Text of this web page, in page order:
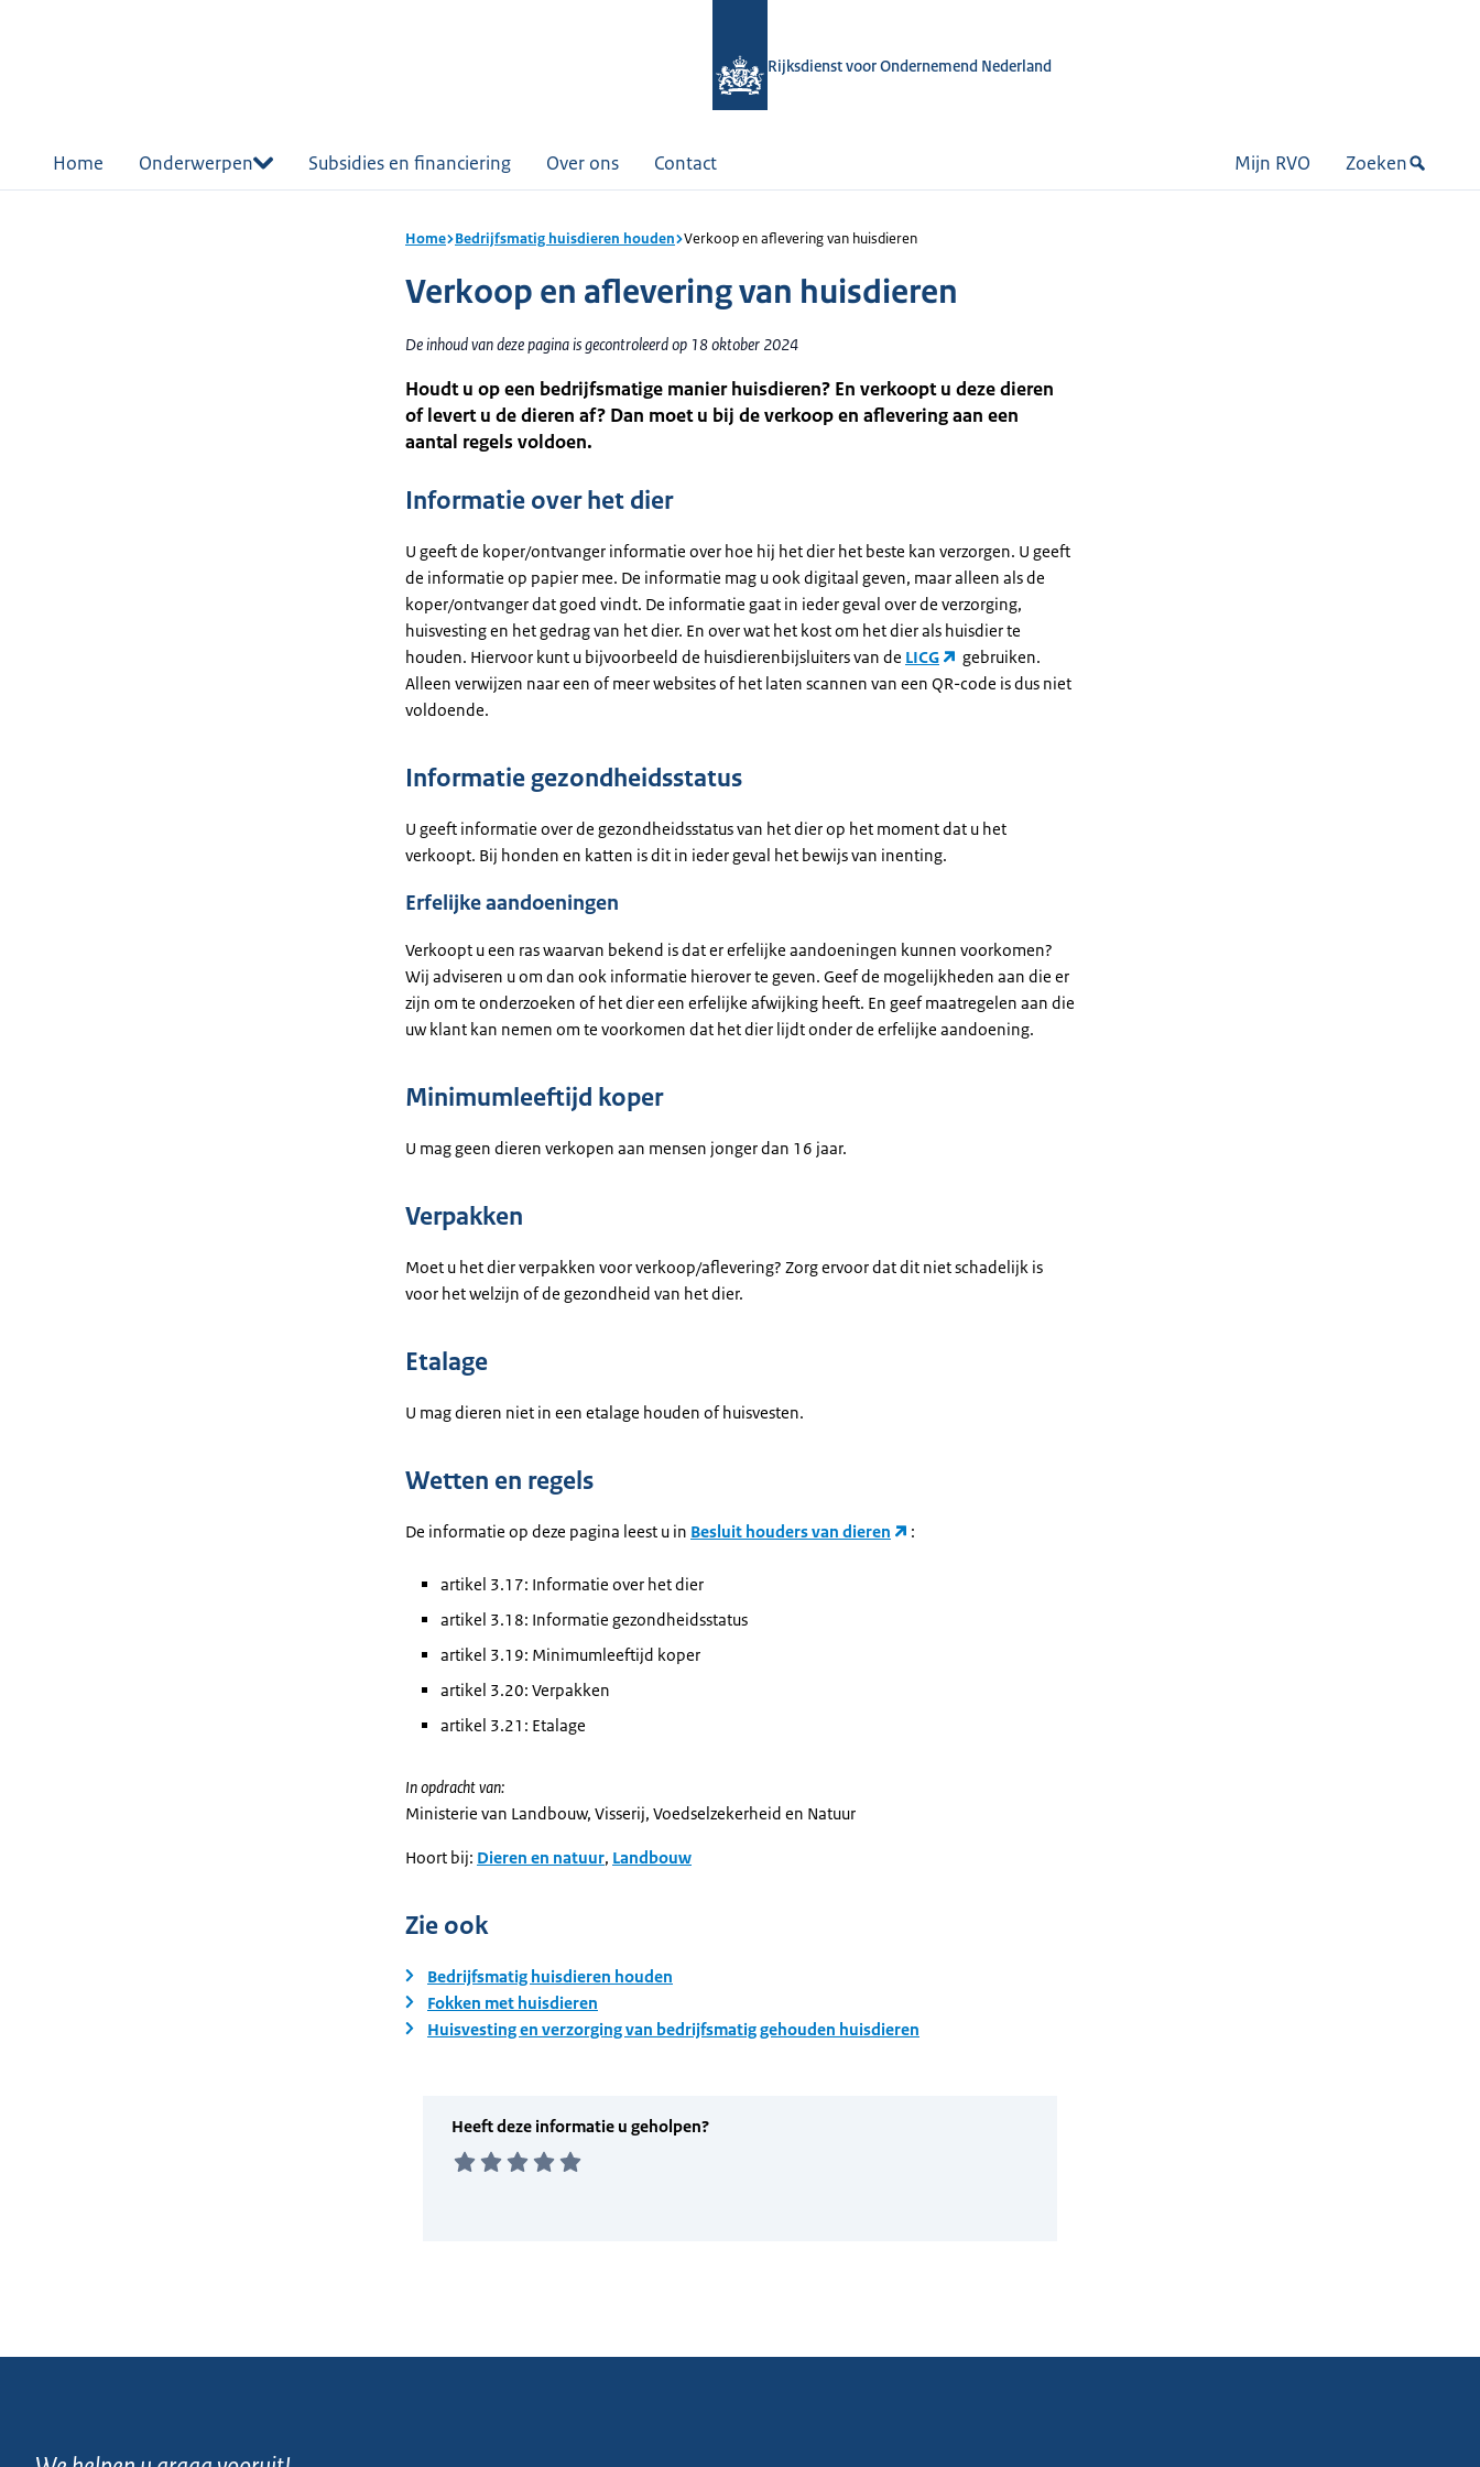
Rijksdienst voor Ondernemend Nederland
Home Onderwerpen Subsidies en financiering Over ons Contact Mijn RVO Zoeken
Home Bedrijfsmatig huisdieren houden Verkoop en aflevering van huisdieren
Verkoop en aflevering van huisdieren
De inhoud van deze pagina is gecontroleerd op 18 oktober 2024
Houdt u op een bedrijfsmatige manier huisdieren? En verkoopt u deze dieren
of levert u de dieren af? Dan moet u bij de verkoop en aflevering aan een
aantal regels voldoen.
Informatie over het dier
U geeft de koper/ontvanger informatie over hoe hij het dier het beste kan verzorgen. U geeft
de informatie op papier mee. De informatie mag u ook digitaal geven, maar alleen als de
koper/ontvanger dat goed vindt. De informatie gaat in ieder geval over de verzorging,
huisvesting en het gedrag van het dier. En over wat het kost om het dier als huisdier te
houden. Hiervoor kunt u bijvoorbeeld de huisdierenbijsluiters van de LICG
gebruiken.
Alleen verwijzen naar een of meer websites of het laten scannen van een QR-code is dus niet
voldoende.
Informatie gezondheidsstatus
U geeft informatie over de gezondheidsstatus van het dier op het moment dat u het
verkoopt. Bij honden en katten is dit in ieder geval het bewijs van inenting.
Erfelijke aandoeningen
Verkoopt u een ras waarvan bekend is dat er erfelijke aandoeningen kunnen voorkomen?
Wij adviseren u om dan ook informatie hierover te geven. Geef de mogelijkheden aan die er
zijn om te onderzoeken of het dier een erfelijke afwijking heeft. En geef maatregelen aan die
uw klant kan nemen om te voorkomen dat het dier lijdt onder de erfelijke aandoening.
Minimumleeftijd koper
U mag geen dieren verkopen aan mensen jonger dan 16 jaar.
Verpakken
Moet u het dier verpakken voor verkoop/aflevering? Zorg ervoor dat dit niet schadelijk is
voor het welzijn of de gezondheid van het dier.
Etalage
U mag dieren niet in een etalage houden of huisvesten.
Wetten en regels
De informatie op deze pagina leest u in Besluit houders van dieren :
artikel 3.17: Informatie over het dier
artikel 3.18: Informatie gezondheidsstatus
artikel 3.19: Minimumleeftijd koper
artikel 3.20: Verpakken
artikel 3.21: Etalage
In opdracht van:
Ministerie van Landbouw, Visserij, Voedselzekerheid en Natuur
Hoort bij: Dieren en natuur, Landbouw
Zie ook
Bedrijfsmatig huisdieren houden
Fokken met huisdieren
Huisvesting en verzorging van bedrijfsmatig gehouden huisdieren